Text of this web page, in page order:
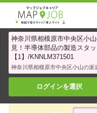
神奈川県相模原市中央区小
見！半導体部品の製造スタ
【1】/KNNLM371501
神奈川県相模原市中央区小山の派
ログインを選択